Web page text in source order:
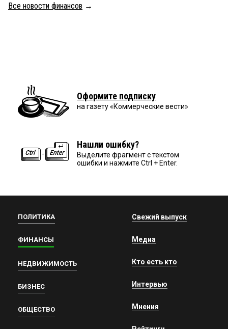
Все новости финансов →
Оформите подписку
на газету «Коммерческие вести»
Нашли ошибку?
Выделите фрагмент с текстом
ошибки и нажмите Ctrl + Enter.
ПОЛИТИКА
ФИНАНСЫ
НЕДВИЖИМОСТЬ
БИЗНЕС
ОБЩЕСТВО
Свежий выпуск
Медиа
Кто есть кто
Интервью
Мнения